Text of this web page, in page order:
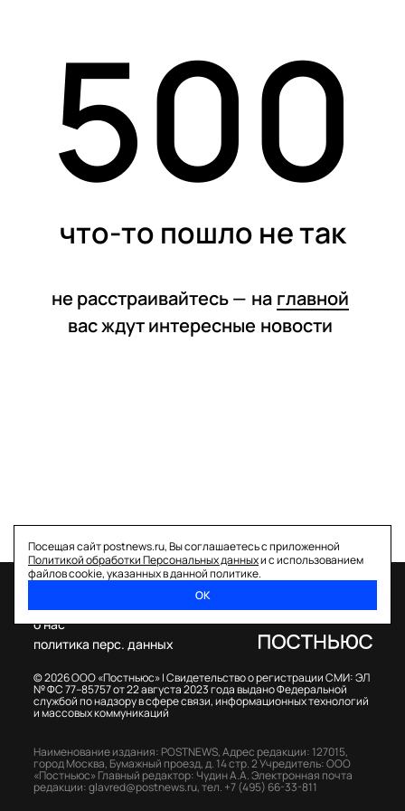
статьи
500
что-то пошло не так
не расстраивайтесь — на главной
вас ждут интересные новости
Посещая сайт postnews.ru, Вы соглашаетесь с приложенной
Политикой обработки Персональных данныхи с использованием
файлов cookie, указанных в данной политике.
ОК
© 2026 ООО «Постньюс» |Свидетельство о регистрации СМИ: ЭЛ
№ ФС 77–85757 от 22 августа 2023 года выдано Федеральной
службой по надзору в сфере связи, информационных технологий
и массовых коммуникаций
о нас
политика перс. данных
Наименование издания: POSTNEWS,Адрес редакции: 127015,
город Москва, Бумажный проезд, д. 14 стр. 2Учредитель: ООО
«Постньюс» Главный редактор: Чудин А.А.Электронная почта
редакции:glavred@postnews.ru,тел. +7 (495) 66-33-811